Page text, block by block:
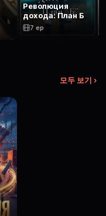
Революция
дохода: План Б
7 ep
모두 보기 ›